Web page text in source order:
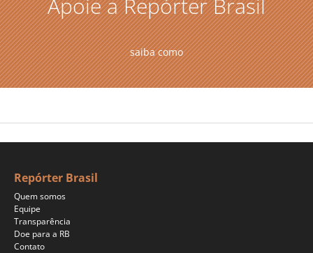
Apoie a Repórter Brasil
saiba como
Repórter Brasil
Quem somos
Equipe
Transparência
Doe para a RB
Contato